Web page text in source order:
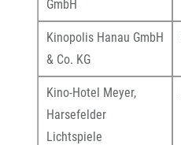
GmbH
Kinopolis Hanau GmbH
& Co. KG
Kino-Hotel Meyer,
Harsefelder
Lichtspiele